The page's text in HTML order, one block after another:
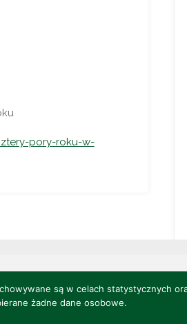
pory-roku-w-
są w celach statystycznych
żadne dane osobowe.